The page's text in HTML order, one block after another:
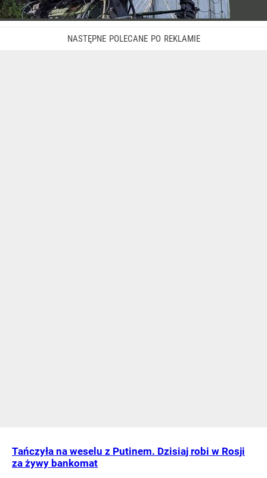
Tańczyła na weselu z Putinem. Dzisiaj robi w Rosji
za żywy bankomat